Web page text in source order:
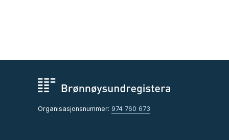
Organisasjonsnummer: 974 760 673